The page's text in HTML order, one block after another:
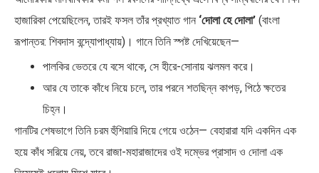
হাজারিকা পেয়েছিলেন, তারই ফসল তাঁর প্রখ্যাত গান ‘দোলা হে দোলা’ (বাংলা
রূপান্তর: শিবদাস বন্দ্যোপাধ্যায়)। গানে তিনি স্পষ্ট দেখিয়েছেন—
পালকির ভেতরে যে বসে থাকে, সে হীরে-সোনায় ঝলমল করে।
আর যে তাকে কাঁধে নিয়ে চলে, তার পরনে শতছিন্ন কাপড়, পিঠে ক্ষতের
চিহ্ন।
গানটির শেষভাগে তিনি চরম হুঁশিয়ারি দিয়ে গেয়ে ওঠেন— বেহারারা যদি একদিন এক
হয়ে কাঁধ সরিয়ে নেয়, তবে রাজা-মহারাজাদের ওই দম্ভের প্রাসাদ ও দোলা এক